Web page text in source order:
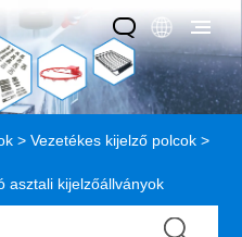
>Vezetékes kijelző polcok >
asztali kijelzőállványok